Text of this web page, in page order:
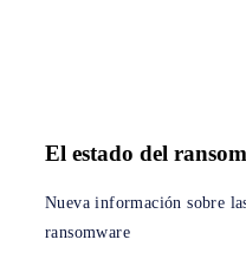
El estado del
Nueva información sobre
ransomware